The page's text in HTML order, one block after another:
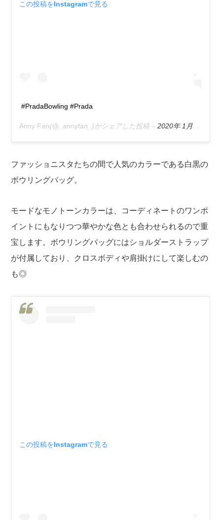
この投稿をInstagramで見る
#PradaBowling #Prada
Anny Fan(@_annyfan_)がシェアした投稿 –2020年 1月月14日午前5時25分PST
ファッショニスタたちの間で人気のカラーである白黒の
ボウリングバッグ。
モードなモノトーンカラーは、コーディネートのワンポ
イントにもなりつつ華やかな色とも合わせられるので重
宝します。ボウリングバッグにはショルダーストラップ
が付属しており、クロスボディや肩掛けにして楽しむの
も◎
この投稿をInstagramで見る